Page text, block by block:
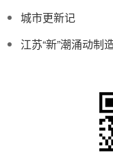
城市更新记
江苏“新”潮涌动制